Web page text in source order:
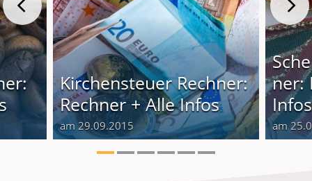
Kirchensteuer Rechner:
Rechner + Alle Infos
am 29.09.2015
ner:
Infos
am